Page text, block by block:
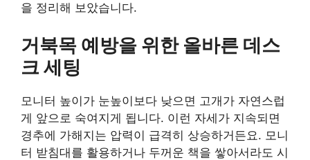
을 정리해 보았습니다.
거북목 예방을 위한 올바른 데스
크 세팅
모니터 높이가 눈높이보다 낮으면 고개가 자연스럽
게 앞으로 숙여지게 됩니다. 이런 자세가 지속되면
경추에 가해지는 압력이 급격히 상승하거든요. 모니
터 받침대를 활용하거나 두꺼운 책을 쌓아서라도 시